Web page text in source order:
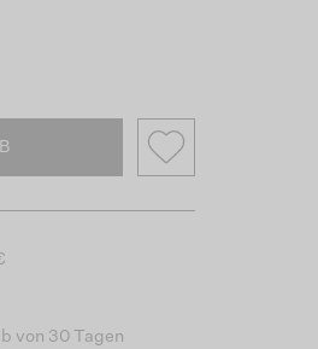
von 30 Tagen